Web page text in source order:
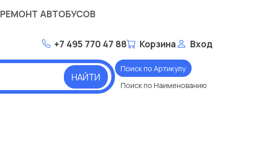
РЕМОНТ АВТОБУСОВ
+7 495 770 47 88 Корзина Вход
НАЙТИ
Поиск по Артикулу
Поиск по Наименованию